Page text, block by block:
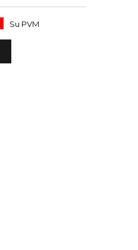
Su PVM